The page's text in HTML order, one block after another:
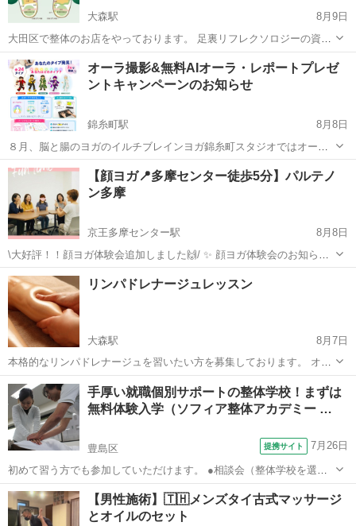
大森駅
8月9日
大田区で整体のお店をやっております。 足裏リフレクソロジーの資格
を取得したい方 副業として始めたい方、将来本業として働きたい方の
為にスクールを開いております。 講師は、整体歴10年のプロになりま
す。 民間のスクールですと...
東京 大田区 大森駅 リフレクソロジー 民間
オーラ撮影&無料AIオーラ・レポートプレゼ
ントキャンペーンのお知らせ
錦糸町駅
8月8日
８月、脳と腸のヨガのイルチブレインヨガ錦糸町スタジオではオーラ
撮影をして、体や心の状態を詳しいAIレポートで知れる24タイプ・パ
ーソナルレポート無料プレゼントキャンペーンを実施いたします👍 💁‍♀️
こんな方にオススメ☝...
東京 墨田区 錦糸町駅 美容健康
【顔ヨガ📍多摩センター徒歩5分】パルテノ
ン多摩
京王多摩センター駅
8月8日
\大好評！！顔ヨガ体験会追加しました🙌/ ✨ 顔ヨガ体験会のお知らせ
✨ 8/18(火) 11:30-12:30 パルテノン多摩 クリエイティブラボ1 「顔のた
るみは表情筋が原因かも？」 普段あまり使えていない表情筋をやさ
し...
東京 多摩市 京王多摩センター駅
リンパドレナージュレッスン
大森駅
8月7日
本格的なリンパドレナージュを習いたい方を募集しております。 オイ
ルを使用し全身のリンパの流れを促進する施術です。 ペアレッスン、
マンツーマンレッスン、生徒さん同士のレッスンなど臨機応変にご対
応いたします。 料金は都度...
東京 大田区 大森駅 美容健康 リンパドレナージュ
手厚い就職個別サポートの整体学校！まずは
無料体験入学（ソフィア整体アカデミー …
豊島区 提携サイト 7月26日
初めて習う方でも参加していただけます。 ●相談会（整体学校を選ぶ
ときの注意点は？、開業して成功するには？など、どんなことでもご
相談ください） ●実際のレッスンに参加して、レッスンを体験 ●講師
や生徒による整体施術体験 ●学校...
東京 豊島区 マッサージ
【男性施術】🇹🇭メンズタイ古式マッサージ
とオイルのセット